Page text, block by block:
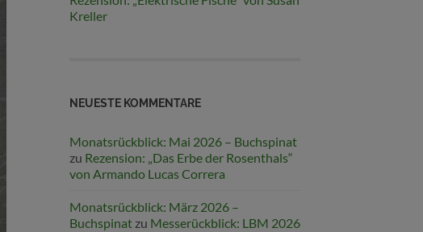
Kreller
NEUESTE KOMMENTARE
Monatsrückblick: Mai 2026 – Buchspinat
zu Rezension: „Das Erbe der Rosenthals“
von Armando Lucas Correra
Monatsrückblick: März 2026 –
Buchspinat zu Messerückblick: LBM 2026